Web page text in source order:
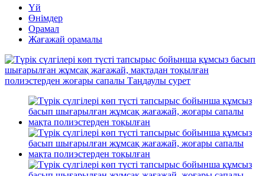
Үй
Өнімдер
Орамал
Жағажай орамалы